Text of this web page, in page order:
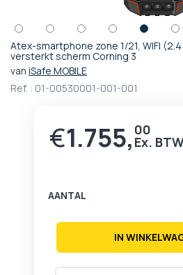
Atex-smartphone zone 1/21, WIFI
versterkt scherm Corning 3
van iSafe MOBILE
Ref. : 01-00530001-001-001
€1.755, 00
AANTAL
IN
Ga
naar
begin
afbeeldingen-